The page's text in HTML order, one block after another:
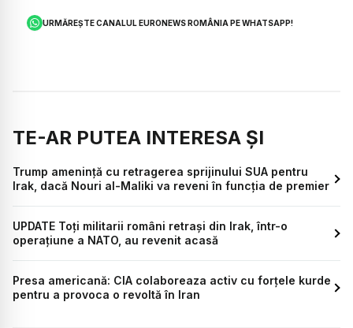
URMĂREȘTE CANALUL EURONEWS ROMÂNIA PE WHATSAPP!
TE-AR PUTEA INTERESA ȘI
Trump amenință cu retragerea sprijinului SUA pentru
Irak, dacă Nouri al-Maliki va reveni în funcția de premier
UPDATE Toți militarii români retrași din Irak, într-o
operațiune a NATO, au revenit acasă
Presa americană: CIA colaboreaza activ cu forțele kurde
pentru a provoca o revoltă în Iran